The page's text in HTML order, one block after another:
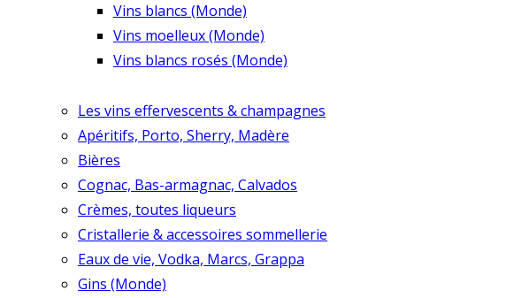
Vins blancs (Monde)
Vins moelleux (Monde)
Vins blancs rosés (Monde)
Les vins effervescents & champagnes
Apéritifs, Porto, Sherry, Madère
Bières
Cognac, Bas-armagnac, Calvados
Crèmes, toutes liqueurs
Cristallerie & accessoires sommellerie
Eaux de vie, Vodka, Marcs, Grappa
Gins (Monde)